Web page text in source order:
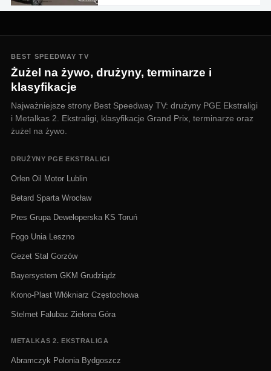
BEST SPEEDWAY TV
Żużel na żywo, drużyny, terminarze i
klasyfikacje
Najważniejsze strony Best Speedway TV: drużyny PGE Ekstraligi
i Metalkas 2. Ekstraligi, klasyfikacje Grand Prix, terminarze oraz
żużel na żywo.
DRUŻYNY PGE EKSTRALIGI
Orlen Oil Motor Lublin
Betard Sparta Wrocław
Pres Grupa Deweloperska KS Toruń
Fogo Unia Leszno
Gezet Stal Gorzów
Bayersystem GKM Grudziądz
Krono-Plast Włókniarz Częstochowa
Stelmet Falubaz Zielona Góra
METALKAS 2. EKSTRALIGA
Abramczyk Polonia Bydgoszcz